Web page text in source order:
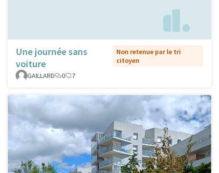
Une journée sans
voiture
Non retenue par le tri
citoyen
GAILLARD
0 7